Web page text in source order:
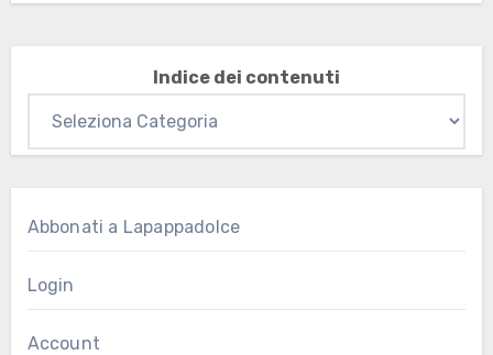
Indice dei contenuti
Abbonati a Lapappadolce
Login
Account